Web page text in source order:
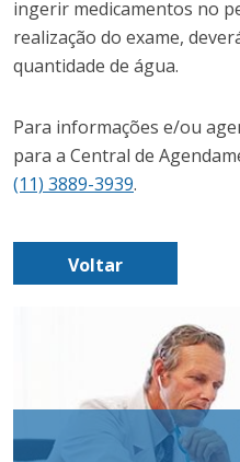
ingerir medicamentos no
realização do exame,
quantidade de água.
Para informações e/ou
para a Central de
(11) 3889-3939.
Voltar